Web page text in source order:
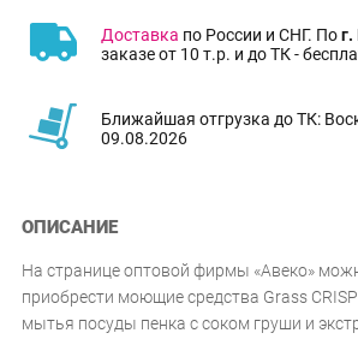
Доставка по России и СНГ. Пог.
заказе от 10 т.р. и до ТК -
Ближайшая отгрузка до ТК:
09.08.2026
ОПИСАНИЕ
На странице оптовой фирмы «Авеко»
приобрести моющие средства Grass
мытья посуды пенка с соком груши и